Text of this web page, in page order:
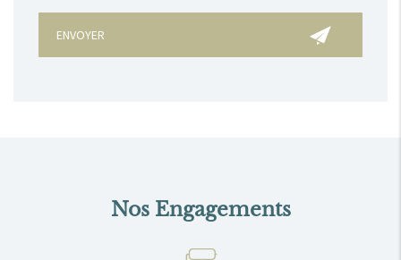
Nos Engagements